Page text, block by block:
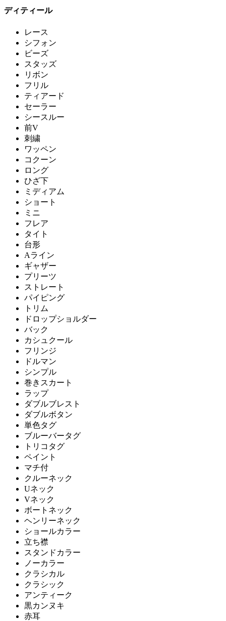
ディティール
レース
シフォン
ビーズ
スタッズ
リボン
フリル
ティアード
セーラー
シースルー
前V
刺繍
ワッペン
コクーン
ロング
ひざ下
ミディアム
ショート
ミニ
フレア
タイト
台形
Aライン
ギャザー
プリーツ
ストレート
パイピング
トリム
ドロップショルダー
バック
カシュクール
フリンジ
ドルマン
シンプル
巻きスカート
ラップ
ダブルブレスト
ダブルボタン
単色タグ
ブルーバータグ
トリコタグ
ペイント
マチ付
クルーネック
Uネック
Vネック
ボートネック
ヘンリーネック
ショールカラー
立ち襟
スタンドカラー
ノーカラー
クラシカル
クラシック
アンティーク
黒カンヌキ
赤耳